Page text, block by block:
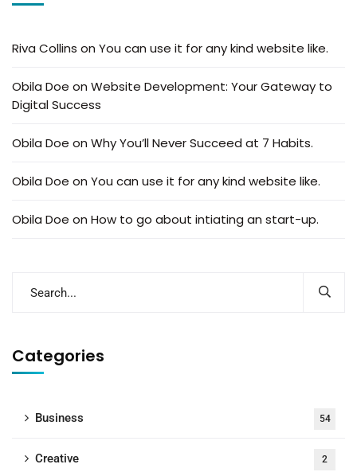
Riva Collins on You can use it for any kind website like.
Obila Doe on Website Development: Your Gateway to
Digital Success
Obila Doe on Why You’ll Never Succeed at 7 Habits.
Obila Doe on You can use it for any kind website like.
Obila Doe on How to go about intiating an start-up.
Categories
Business 54
Creative 2